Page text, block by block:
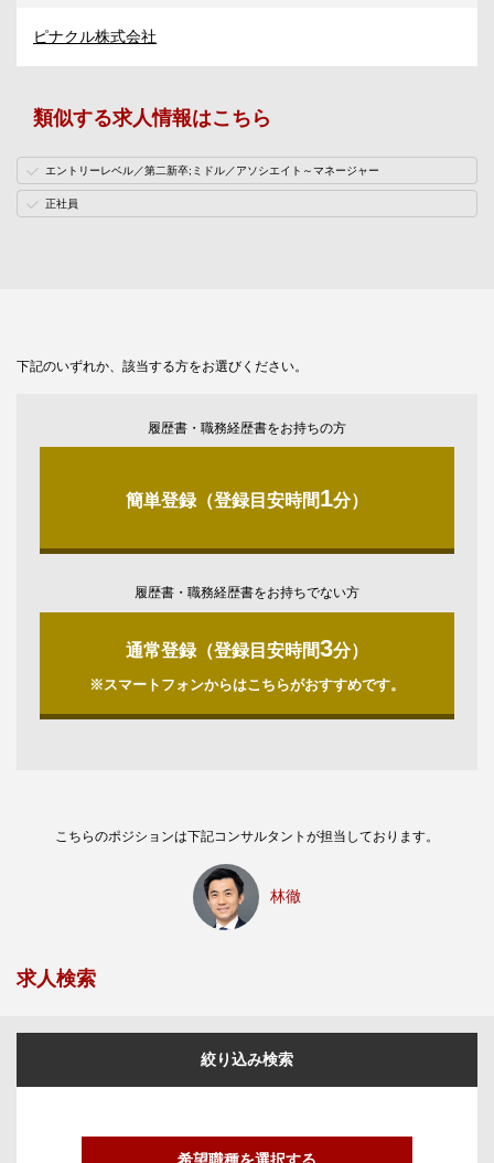
ピナクル株式会社
類似する求人情報はこちら
エントリーレベル／第二新卒;ミドル／アソシエイト～マネージャー
正社員
下記のいずれか、該当する方をお選びください。
履歴書・職務経歴書をお持ちの方
簡単登録（登録目安時間1分）
履歴書・職務経歴書をお持ちでない方
通常登録（登録目安時間3分）
※スマートフォンからはこちらがおすすめです。
こちらのポジションは下記コンサルタントが担当しております。
林徹
求人検索
絞り込み検索